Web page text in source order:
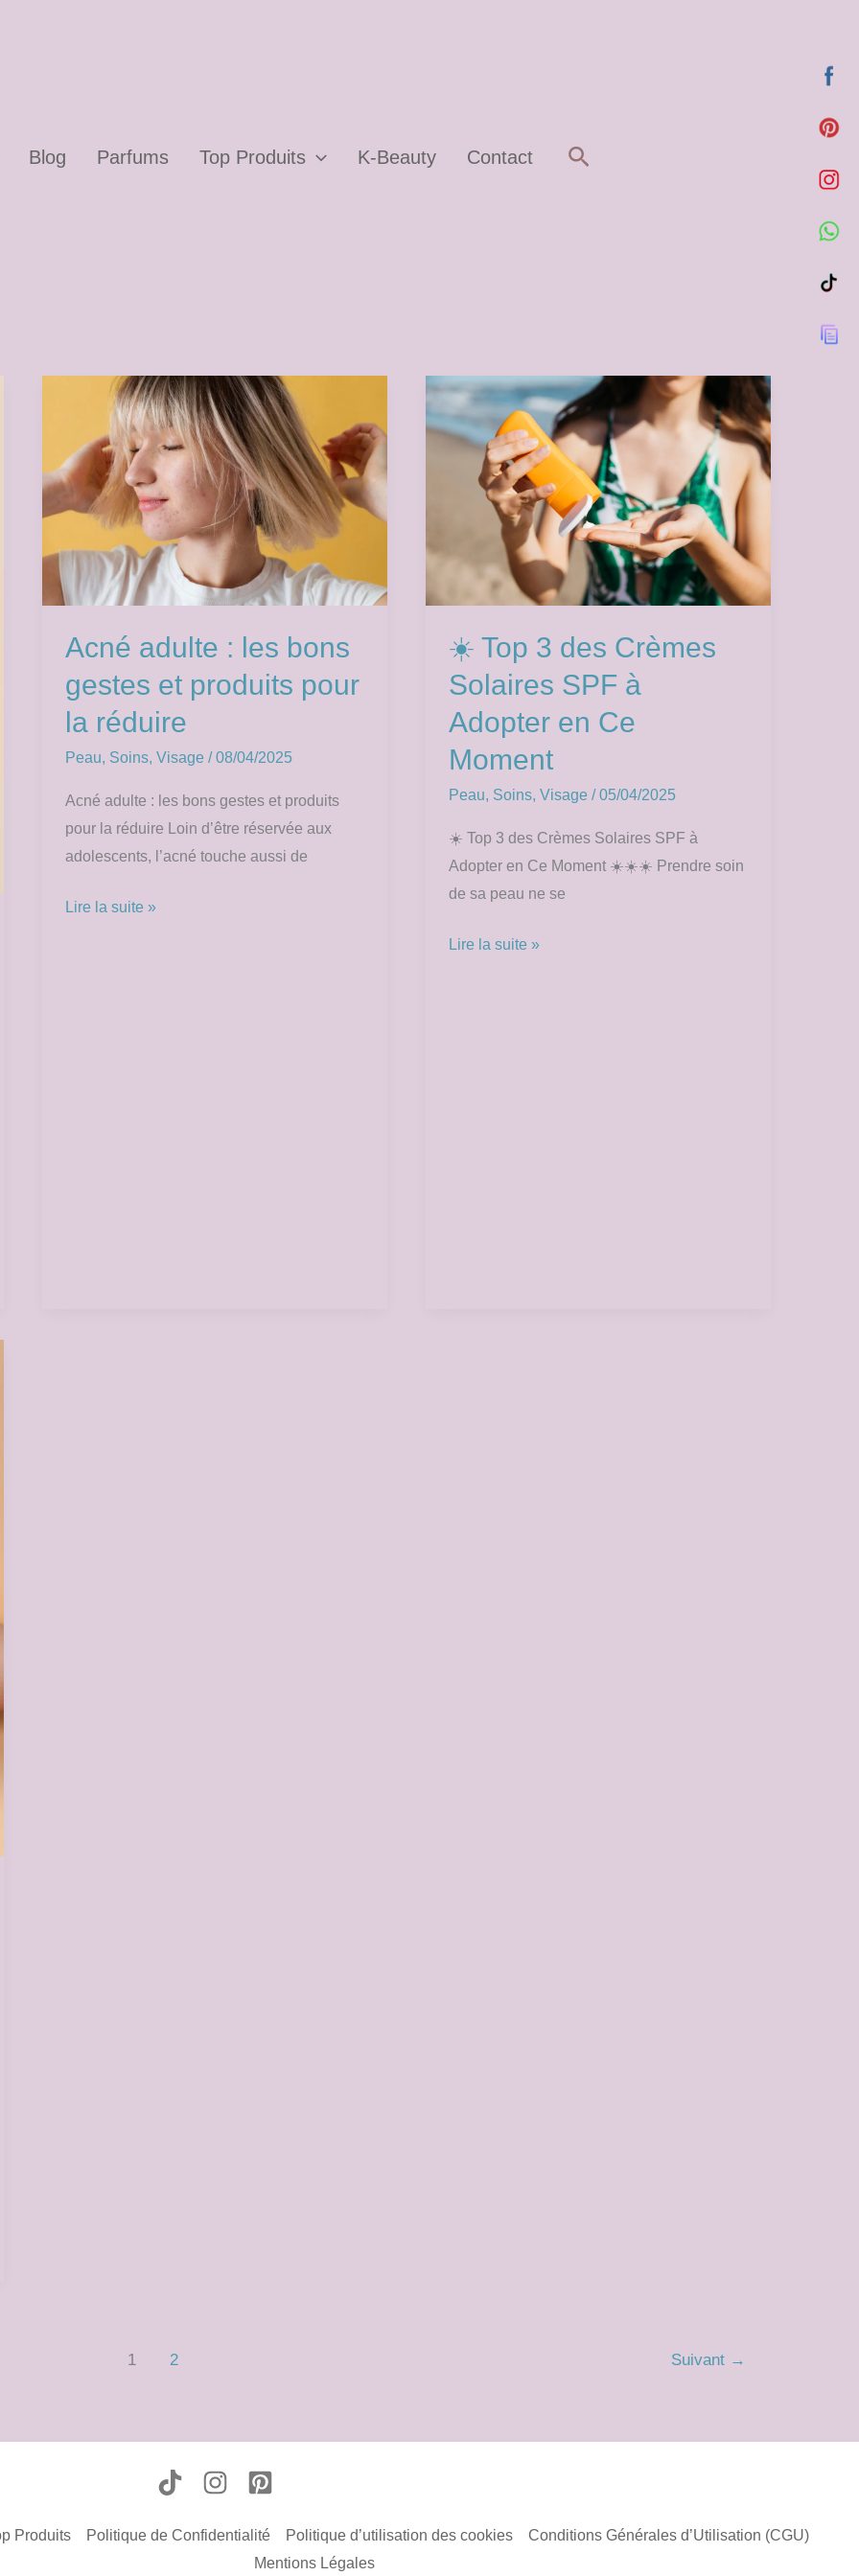
Blog Parfums Top Produits K-Beauty Contact Rechercher
Acné adulte : les bons
gestes et produits pour
la réduire
Peau, Soins, Visage/08/04/2025
Acné adulte : les bons gestes et produits
pour la réduire Loin d’être réservée aux
adolescents, l’acné touche aussi de
les
bons
gestes
et
produits
pour
la
Lire la suite »
☀️ Top 3 des Crèmes
Solaires SPF à
Adopter en Ce
Moment
Peau, Soins, Visage/05/04/2025
☀️ Top 3 des Crèmes Solaires SPF à
Adopter en Ce Moment ☀️☀️☀️ Prendre soin
de sa peau ne se
☀️
Top
Crèmes
Solaires
Adopter
en
Ce
Moment
Lire la suite »
1 2 Suivant →
Produits Politique de Confidentialité Politique d’utilisation des cookies
Conditions Générales d’Utilisation (CGU)
Mentions Légales